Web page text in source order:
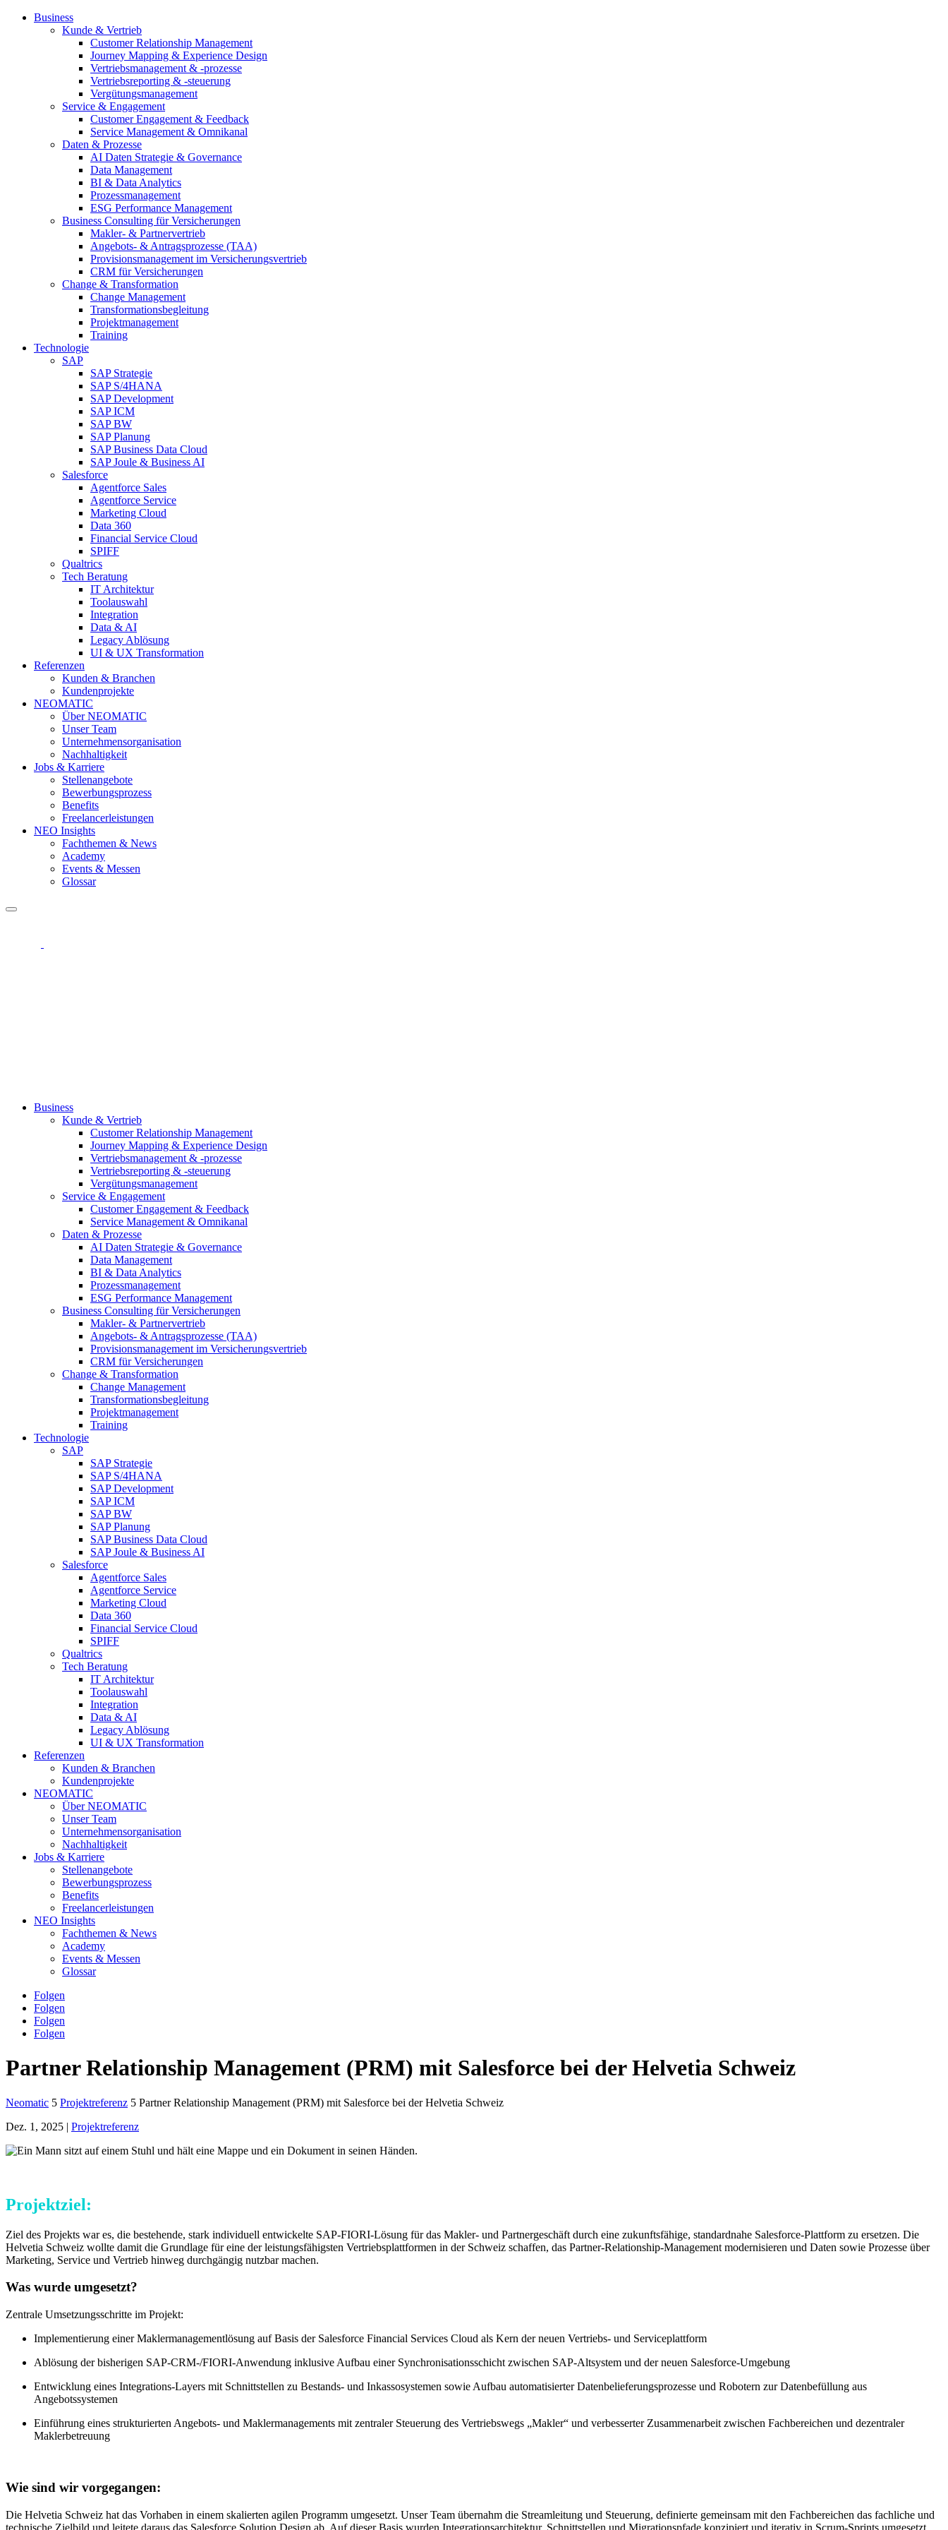
Business
Kunde & Vertrieb
Customer Relationship Management
Journey Mapping & Experience Design
Vertriebsmanagement & -prozesse
Vertriebsreporting & -steuerung
Vergütungsmanagement
Service & Engagement
Customer Engagement & Feedback
Service Management & Omnikanal
Daten & Prozesse
AI Daten Strategie & Governance
Data Management
BI & Data Analytics
Prozessmanagement
ESG Performance Management
Business Consulting für Versicherungen
Makler- & Partnervertrieb
Angebots- & Antragsprozesse (TAA)
Provisionsmanagement im Versicherungsvertrieb
CRM für Versicherungen
Change & Transformation
Change Management
Transformationsbegleitung
Projektmanagement
Training
Technologie
SAP
SAP Strategie
SAP S/4HANA
SAP Development
SAP ICM
SAP BW
SAP Planung
SAP Business Data Cloud
SAP Joule & Business AI
Salesforce
Agentforce Sales
Agentforce Service
Marketing Cloud
Data 360
Financial Service Cloud
SPIFF
Qualtrics
Tech Beratung
IT Architektur
Toolauswahl
Integration
Data & AI
Legacy Ablösung
UI & UX Transformation
Referenzen
Kunden & Branchen
Kundenprojekte
NEOMATIC
Über NEOMATIC
Unser Team
Unternehmensorganisation
Nachhaltigkeit
Jobs & Karriere
Stellenangebote
Bewerbungsprozess
Benefits
Freelancerleistungen
NEO Insights
Fachthemen & News
Academy
Events & Messen
Glossar
Business
Kunde & Vertrieb
Customer Relationship Management
Journey Mapping & Experience Design
Vertriebsmanagement & -prozesse
Vertriebsreporting & -steuerung
Vergütungsmanagement
Service & Engagement
Customer Engagement & Feedback
Service Management & Omnikanal
Daten & Prozesse
AI Daten Strategie & Governance
Data Management
BI & Data Analytics
Prozessmanagement
ESG Performance Management
Business Consulting für Versicherungen
Makler- & Partnervertrieb
Angebots- & Antragsprozesse (TAA)
Provisionsmanagement im Versicherungsvertrieb
CRM für Versicherungen
Change & Transformation
Change Management
Transformationsbegleitung
Projektmanagement
Training
Technologie
SAP
SAP Strategie
SAP S/4HANA
SAP Development
SAP ICM
SAP BW
SAP Planung
SAP Business Data Cloud
SAP Joule & Business AI
Salesforce
Agentforce Sales
Agentforce Service
Marketing Cloud
Data 360
Financial Service Cloud
SPIFF
Qualtrics
Tech Beratung
IT Architektur
Toolauswahl
Integration
Data & AI
Legacy Ablösung
UI & UX Transformation
Referenzen
Kunden & Branchen
Kundenprojekte
NEOMATIC
Über NEOMATIC
Unser Team
Unternehmensorganisation
Nachhaltigkeit
Jobs & Karriere
Stellenangebote
Bewerbungsprozess
Benefits
Freelancerleistungen
NEO Insights
Fachthemen & News
Academy
Events & Messen
Glossar
Folgen
Folgen
Folgen
Folgen
Partner Relationship Management (PRM) mit Salesforce bei der Helvetia Schweiz
Neomatic 5 Projektreferenz 5 Partner Relationship Management (PRM) mit Salesforce bei der Helvetia Schweiz
Dez. 1, 2025 | Projektreferenz
Projektziel:
Ziel des Projekts war es, die bestehende, stark individuell entwickelte SAP-FIORI-Lösung für das Makler- und Partnergeschäft durch eine zukunftsfähige, standardnahe Salesforce-Plattform zu ersetzen. Die
Helvetia Schweiz wollte damit die Grundlage für eine der leistungsfähigsten Vertriebsplattformen in der Schweiz schaffen, das Partner-Relationship-Management modernisieren und Daten sowie Prozesse über
Marketing, Service und Vertrieb hinweg durchgängig nutzbar machen.
Was wurde umgesetzt?
Zentrale Umsetzungsschritte im Projekt:
Implementierung einer Maklermanagementlösung auf Basis der Salesforce Financial Services Cloud als Kern der neuen Vertriebs- und Serviceplattform
Ablösung der bisherigen SAP-CRM-/FIORI-Anwendung inklusive Aufbau einer Synchronisationsschicht zwischen SAP-Altsystem und der neuen Salesforce-Umgebung
Entwicklung eines Integrations-Layers mit Schnittstellen zu Bestands- und Inkassosystemen sowie Aufbau automatisierter Datenbelieferungsprozesse und Robotern zur Datenbefüllung aus
Angebotssystemen
Einführung eines strukturierten Angebots- und Maklermanagements mit zentraler Steuerung des Vertriebswegs „Makler“ und verbesserter Zusammenarbeit zwischen Fachbereichen und dezentraler
Maklerbetreuung
Wie sind wir vorgegangen:
Die Helvetia Schweiz hat das Vorhaben in einem skalierten agilen Programm umgesetzt. Unser Team übernahm die Streamleitung und Steuerung, definierte gemeinsam mit den Fachbereichen das fachliche und
technische Zielbild und leitete daraus das Salesforce Solution Design ab. Auf dieser Basis wurden Integrationsarchitektur, Schnittstellen und Migrationspfade konzipiert und iterativ in Scrum-Sprints umgesetzt.